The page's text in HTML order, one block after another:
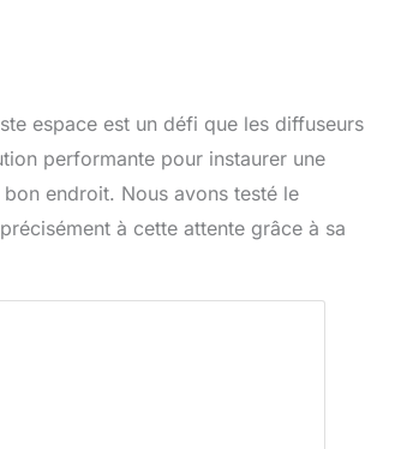
espace est un défi que les diffuseurs
performante pour instaurer une
endroit. Nous avons testé le
à cette attente grâce à sa